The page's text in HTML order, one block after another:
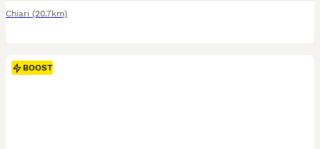
Chiari (20.7km)
BOOST